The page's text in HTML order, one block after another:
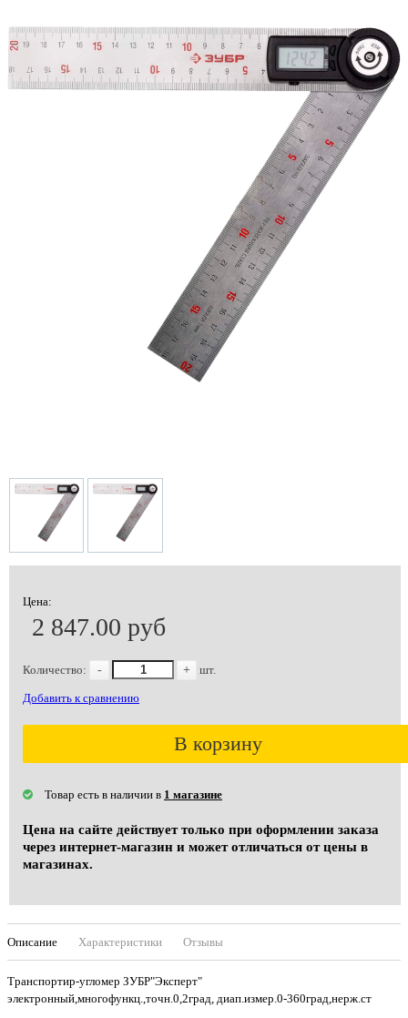
Цена:
2 847.00 руб
Количество: - + шт.
Добавить к сравнению
В корзину
Товар есть в наличии в 1 магазине
Цена на сайте действует только при оформлении заказа
через интернет-магазин и может отличаться от цены в
магазинах.
Описание Характеристики Отзывы
Транспортир-угломер ЗУБР"Эксперт"
электронный,многофункц.,точн.0,2град, диап.измер.0-360град,нерж.ст